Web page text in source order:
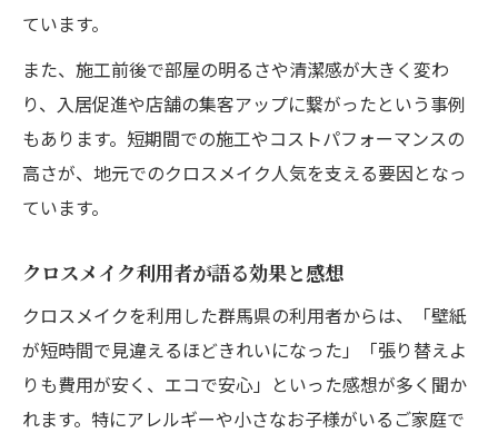
ています。
また、施工前後で部屋の明るさや清潔感が大きく変わ
り、入居促進や店舗の集客アップに繋がったという事例
もあります。短期間での施工やコストパフォーマンスの
高さが、地元でのクロスメイク人気を支える要因となっ
ています。
クロスメイク利用者が語る効果と感想
クロスメイクを利用した群馬県の利用者からは、「壁紙
が短時間で見違えるほどきれいになった」「張り替えよ
りも費用が安く、エコで安心」といった感想が多く聞か
れます。特にアレルギーや小さなお子様がいるご家庭で